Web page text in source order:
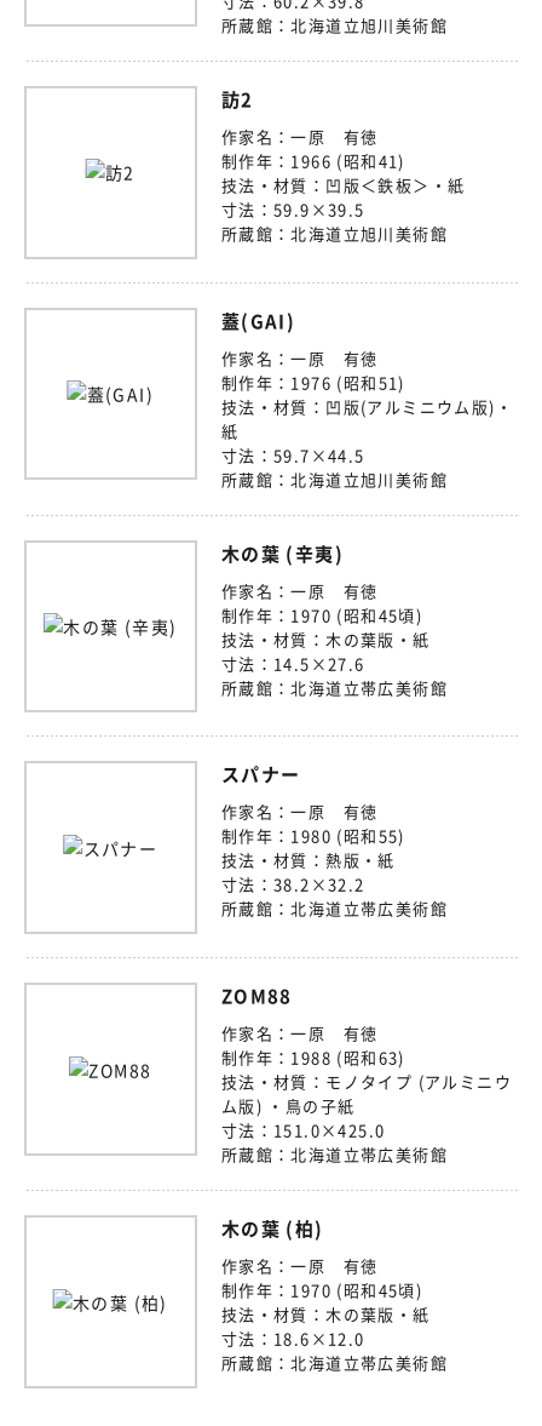
所蔵館： 北海道立旭川美術館
訪2
作家名：一原 有徳
制作年： 1966 (昭和41)
技法・材質： 凹版＜鉄板＞・紙
寸法： 59.9×39.5
所蔵館： 北海道立旭川美術館
蓋(GAI)
作家名：一原 有徳
制作年： 1976 (昭和51)
技法・材質： 凹版(アルミニウム版)・
紙
寸法： 59.7×44.5
所蔵館： 北海道立旭川美術館
木の葉 (辛夷)
作家名：一原 有徳
制作年： 1970 (昭和45頃)
技法・材質： 木の葉版・紙
寸法： 14.5×27.6
所蔵館： 北海道立帯広美術館
スパナー
作家名：一原 有徳
制作年： 1980 (昭和55)
技法・材質：熱版・紙
寸法： 38.2×32.2
所蔵館：北海道立帯広美術館
ZOM88
作家名：一原 有徳
制作年： 1988 (昭和63)
技法・材質： モノタイプ (アルミニウ
ム版) ・鳥の子紙
寸法： 151.0×425.0
所蔵館：北海道立帯広美術館
木の葉 (柏)
作家名：一原 有徳
制作年： 1970 (昭和45頃)
技法・材質：木の葉版・紙
寸法： 18.6×12.0
所蔵館：北海道立帯広美術館